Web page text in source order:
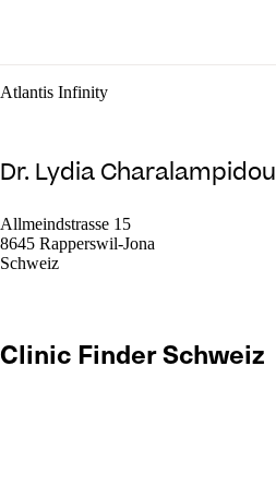
Atlantis Infinity
Dr. Lydia Charalampidou
Allmeindstrasse 15
8645 Rapperswil-Jona
Schweiz
Clinic Finder Schweiz